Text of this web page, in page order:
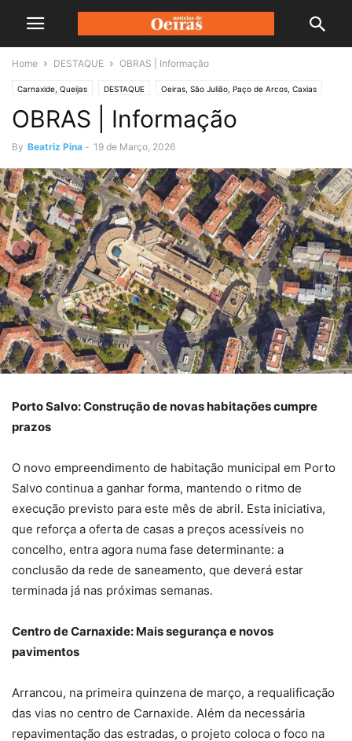
Home DESTAQUE OBRAS | Informação
Carnaxide, Queijas DESTAQUE Oeiras, São Julião, Paço de Arcos, Caxias
Sociedade
OBRAS | Informação
By Beatriz Pina - 19 de Março, 2026
Porto Salvo: Construção de novas habitações cumpre
prazos
O novo empreendimento de habitação municipal em Porto
Salvo continua a ganhar forma, mantendo o ritmo de
execução previsto para este mês de abril. Esta iniciativa,
que reforça a oferta de casas a preços acessíveis no
concelho, entra agora numa fase determinante: a
conclusão da rede de saneamento, que deverá estar
terminada já nas próximas semanas.
Centro de Carnaxide: Mais segurança e novos
pavimentos
Arrancou, na primeira quinzena de março, a requalificação
das vias no centro de Carnaxide. Além da necessária
repavimentação das estradas, o projeto coloca o foco na